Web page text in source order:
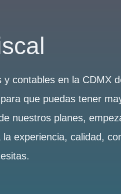
contables en la CDMX
que puedas tener
nuestros planes,
experiencia, calidad,